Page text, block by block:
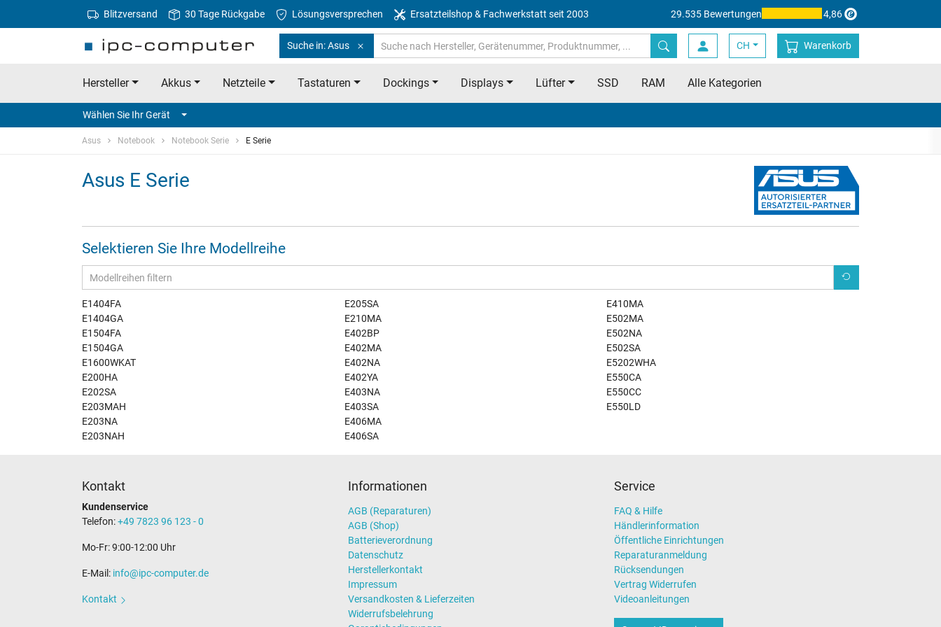
Blitzversand 30 Tage Rückgabe Lösungsversprechen Ersatzteilshop & Fachwerkstatt seit 2003 29.535 Bewertungen 4,86
Suche in: Asus CH Warenkorb
Hersteller Akkus Netzteile Tastaturen Dockings Displays Lüfter SSD RAM Alle Kategorien
Wählen Sie Ihr Gerät
Asus Notebook Notebook Serie E Serie
Asus E Serie
Selektieren Sie Ihre Modellreihe
E1404FA
E1404GA
E1504FA
E1504GA
E1600WKAT
E200HA
E202SA
E203MAH
E203NA
E203NAH
E205SA
E210MA
E402BP
E402MA
E402NA
E402YA
E403NA
E403SA
E406MA
E406SA
E410MA
E502MA
E502NA
E502SA
E5202WHA
E550CA
E550CC
E550LD
Kontakt
Kundenservice
Telefon:+49 7823 96 123 - 0
Mo-Fr: 9:00-12:00 Uhr
E-Mail: info@ipc-computer.de
Kontakt
Informationen
AGB (Reparaturen)
AGB (Shop)
Batterieverordnung
Datenschutz
Herstellerkontakt
Impressum
Versandkosten & Lieferzeiten
Widerrufsbelehrung
Service
FAQ & Hilfe
Händlerinformation
Öffentliche Einrichtungen
Reparaturanmeldung
Rücksendungen
Vertrag Widerrufen
Videoanleitungen